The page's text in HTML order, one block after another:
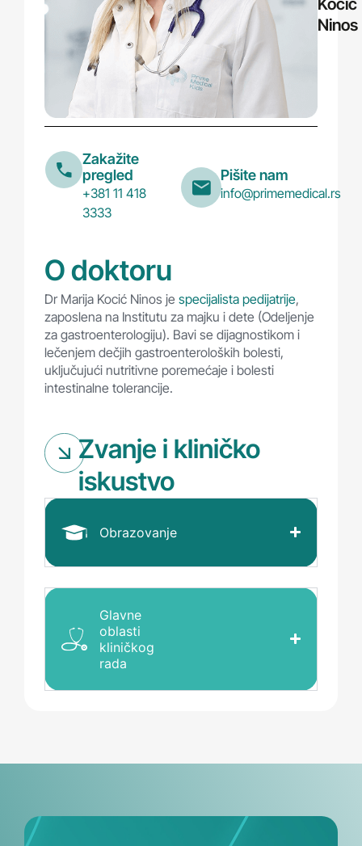
Kocić
Ninos
Zakažite
pregled
+381 11 418
3333
Pišite nam
info@primemedical.rs
O doktoru
Dr Marija Kocić Ninos je specijalista pedijatrije,
zaposlena na Institutu za majku i dete (Odeljenje
za gastroenterologiju). Bavi se dijagnostikom i
lečenjem dečjih gastroenteroloških bolesti,
uključujući nutritivne poremećaje i bolesti
intestinalne tolerancije.
Zvanje i kliničko
iskustvo
Obrazovanje
Glavne
oblasti
kliničkog
rada